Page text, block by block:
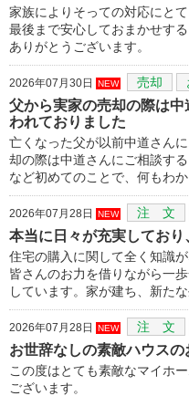
家族によりそっての対応にとて
最後まで安心しておまかせする
ありがとうございます。
2026年07月30日 NEW 売却
父から実家の売却の際は
われておりました
亡くなった父が以前中道さん
却の際は中道さんにご相談す
など初めてのことで、何もわ
2026年07月28日 NEW 注 文
本当に日々が充実してお
住宅の購入に関して全く知識
皆さんのお力を借りながら一
しています。家が建ち、新た
2026年07月28日 NEW 注 文
お世辞なしの素敵ハウス
この度はとても素敵なマイホ
ございます。